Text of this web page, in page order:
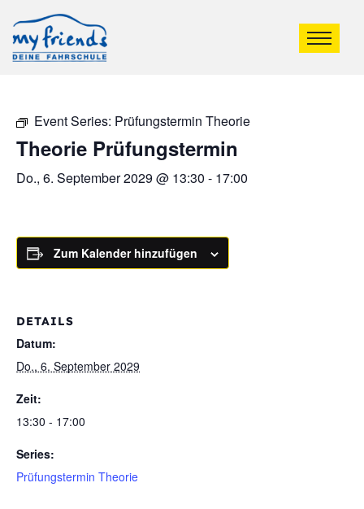
Event Series: Prüfungstermin Theorie
Theorie Prüfungstermin
Do., 6. September 2029 @ 13:30 - 17:00
Zum Kalender hinzufügen
DETAILS
Datum:
Do., 6. September 2029
Zeit:
13:30 - 17:00
Series:
Prüfungstermin Theorie